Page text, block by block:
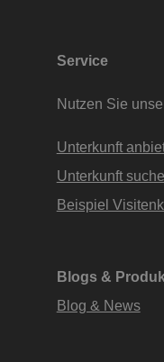
Service
Nutzen Sie
Unterkunft
Unterkunft
Beispiel
Blogs &
Blog & News